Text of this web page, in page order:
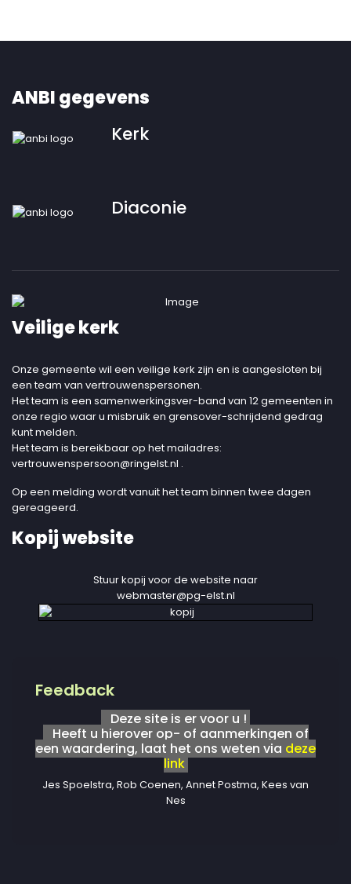
ANBI gegevens
Kerk
Diaconie
Veilige kerk
Onze gemeente wil een veilige kerk zijn en is aangesloten bij
een team van vertrouwenspersonen.
Het team is een samenwerkingsver-band van 12 gemeenten in
onze regio waar u misbruik en grensover-schrijdend gedrag
kunt melden.
Het team is bereikbaar op het mailadres:
vertrouwenspersoon@ringelst.nl .
Op een melding wordt vanuit het team binnen twee dagen
gereageerd.
Kopij website
Stuur kopij voor de website naar
webmaster@pg-elst.nl
Feedback
Deze site is er voor u !
Heeft u hierover op- of aanmerkingen of
een waardering, laat het ons weten via deze
link
Jes Spoelstra, Rob Coenen, Annet Postma, Kees van
Nes